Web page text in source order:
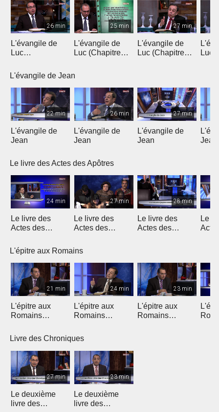
26 min
L'évangile de
Luc
25 min
L'évangile de
Luc (Chapitre
27 min
L'évangile de
Luc (Chapitre
Luc
L'évangile de Jean
22 min
L'évangile de
Jean
26 min
L'évangile de
Jean
27 min
L'évangile de
Jean
Jean
Le livre des Actes des Apôtres
24 min
Le livre des
Actes des
27 min
Le livre des
Actes des
28 min
Le livre des
Actes des
Le
L'épitre aux Romains
21 min
L'épitre aux
Romains
24 min
L'épitre aux
Romains
23 min
L'épitre aux
Romains
Livre des Chroniques
27 min
Le deuxième
livre des
23 min
Le deuxième
livre des